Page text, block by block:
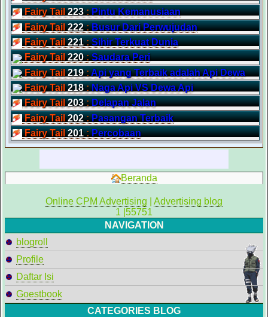
Fairy Tail223:Pintu Kemanusiaan
Fairy Tail222:Busur Dari Perwujudan
Fairy Tail221:Sihir Terkuat Dunia
Fairy Tail220:Saudara Peri
Fairy Tail219:Api yang Terbaik adalah Api Dewa
Fairy Tail218:Naga Api VS Dewa Api
Fairy Tail203:Delapan Jalan
Fairy Tail202:Pasangan Terbaik
Fairy Tail201:Percobaan
Beranda
Online CPM Advertising
Advertising blog
1 |55751
NAVIGATION
blogroll
Profile
Daftar Isi
Goestbook
CATEGORIES BLOG